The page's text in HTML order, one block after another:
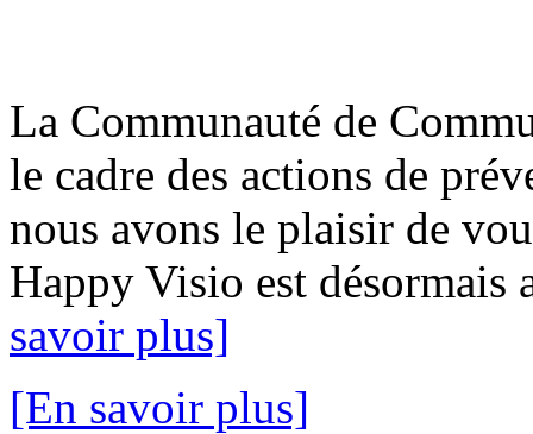
La Communauté de
le cadre des actions de
nous avons le plaisir de
Happy Visio est désormais
savoir plus]
[En savoir plus]